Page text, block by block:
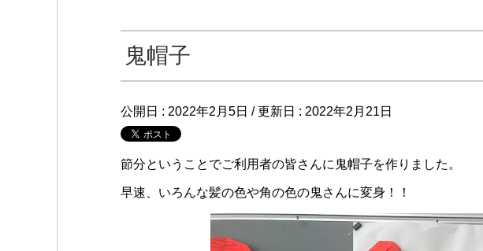
鬼帽子
公開日 : 2022年2月5日 / 更新日 : 2022年2月21日
節分ということでご利用者の皆さんに鬼帽子を作りました。
早速、いろんな髪の色や角の色の鬼さんに変身！！